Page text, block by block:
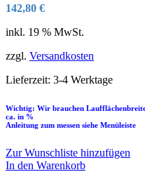
142,80 €
inkl. 19 % MwSt.
zzgl. Versandkosten
Lieferzeit: 3-4 Werktage
Wichtig: Wir brauchen
ca. in %
Anleitung zum messen siehe Menüleiste
Zur Wunschliste hinzufügen
In den Warenkorb